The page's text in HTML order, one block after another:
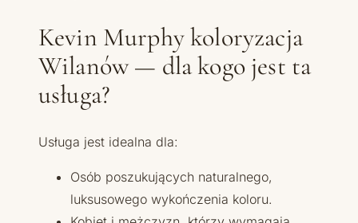
Kevin Murphy koloryzacja
Wilanów — dla kogo jest ta
usługa?
Usługa jest idealna dla:
Osób poszukujących naturalnego,
luksusowego wykończenia koloru.